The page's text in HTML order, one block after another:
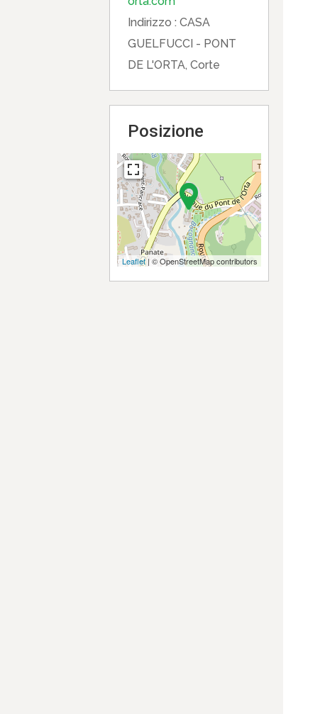
Indirizzo :CASA
GUELFUCCI - PONT
DE L'ORTA, Corte
Posizione
Leaflet| © OpenStreetMap contributors